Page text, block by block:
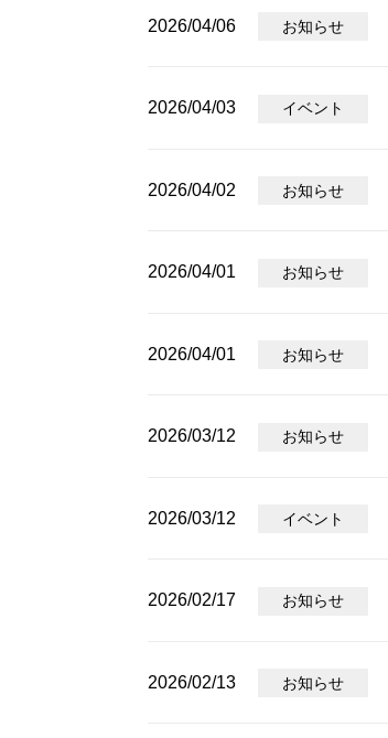
2026/04/06 お知らせ
2026/04/03 イベント
2026/04/02 お知らせ
2026/04/01 お知らせ
2026/04/01 お知らせ
2026/03/12 お知らせ
2026/03/12 イベント
2026/02/17 お知らせ
2026/02/13 お知らせ